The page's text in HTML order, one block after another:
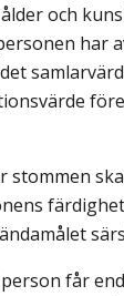
och
har
stommen
får